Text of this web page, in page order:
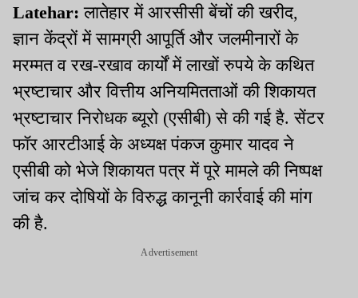
Latehar:लातेहार में आरसीसी बेंचों की खरीद,
ज्ञान केंद्रों में सामग्री आपूर्ति और जलमीनारों के
मरम्मत व रख-रखाव कार्यों में लाखों रुपये के कथित
भ्रष्टाचार और वित्तीय अनियमितताओं की शिकायत
भ्रष्टाचार निरोधक ब्यूरो (एसीबी) से की गई है. सेंटर
फॉर आरटीआई के अध्यक्ष पंकज कुमार यादव ने
एसीबी को भेजे शिकायत पत्र में पूरे मामले की निष्पक्ष
जांच कर दोषियों के विरुद्ध कानूनी कार्रवाई की मांग
की है.
Advertisement